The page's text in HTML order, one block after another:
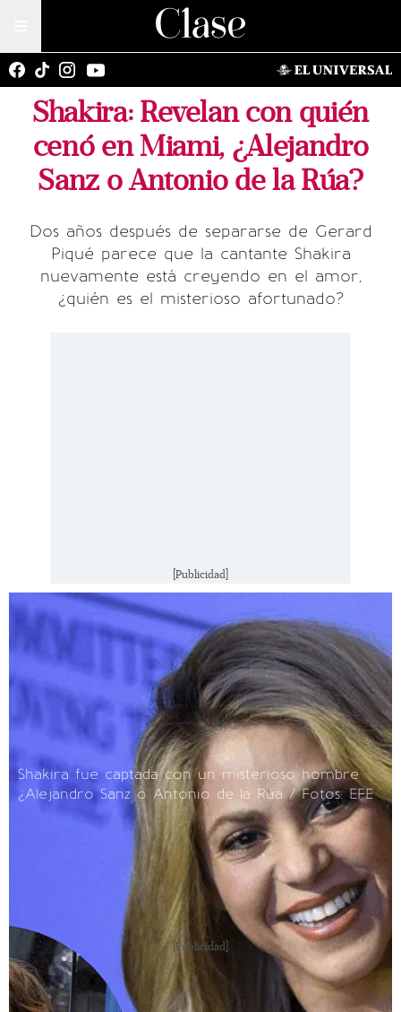
Shakira: Revelan con quién
cenó en Miami, ¿Alejandro
Sanz o Antonio de la Rúa?
Dos años después de separarse de Gerard
Piqué parece que la cantante Shakira
nuevamente está creyendo en el amor,
¿quién es el misterioso afortunado?
[Publicidad]
Shakira fue captada con un misterioso hombre
¿Alejandro Sanz o Antonio de la Rúa / Fotos: EFE
[Publicidad]